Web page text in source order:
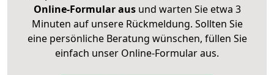
Online-Formular ausund warten Sie etwa 3
Minuten auf unsere Rückmeldung. Sollten Sie
eine persönliche Beratung wünschen, füllen Sie
einfach unser Online-Formular aus.